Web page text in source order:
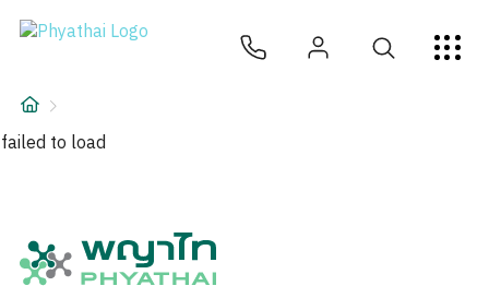
TH English
บทความ
สาขาโรงพยาบาล
failed to load